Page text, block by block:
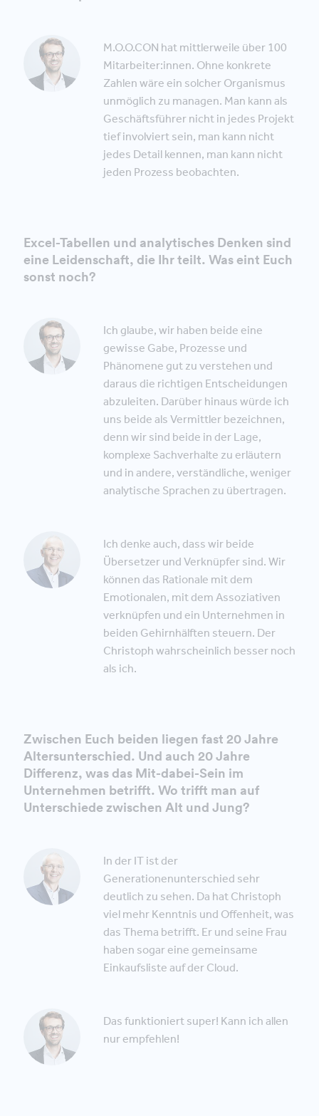
M.O.O.CON hat mittlerweile über 100
Mitarbeiter:innen. Ohne konkrete
Zahlen wäre ein solcher Organismus
unmöglich zu managen. Man kann als
Geschäftsführer nicht in jedes Projekt
tief involviert sein, man kann nicht
jedes Detail kennen, man kann nicht
jeden Prozess beobachten.
Excel-Tabellen und analytisches Denken sind
eine Leidenschaft, die Ihr teilt. Was eint Euch
sonst noch?
Ich glaube, wir haben beide eine
gewisse Gabe, Prozesse und
Phänomene gut zu verstehen und
daraus die richtigen Entscheidungen
abzuleiten. Darüber hinaus würde ich
uns beide als Vermittler bezeichnen,
denn wir sind beide in der Lage,
komplexe Sachverhalte zu erläutern
und in andere, verständliche, weniger
analytische Sprachen zu übertragen.
Ich denke auch, dass wir beide
Übersetzer und Verknüpfer sind. Wir
können das Rationale mit dem
Emotionalen, mit dem Assoziativen
verknüpfen und ein Unternehmen in
beiden Gehirnhälften steuern. Der
Christoph wahrscheinlich besser noch
als ich.
Zwischen Euch beiden liegen fast 20 Jahre
Altersunterschied. Und auch 20 Jahre
Differenz, was das Mit-dabei-Sein im
Unternehmen betrifft. Wo trifft man auf
Unterschiede zwischen Alt und Jung?
In der IT ist der
Generationenunterschied sehr
deutlich zu sehen. Da hat Christoph
viel mehr Kenntnis und Offenheit, was
das Thema betrifft. Er und seine Frau
haben sogar eine gemeinsame
Einkaufsliste auf der Cloud.
Das funktioniert super! Kann ich allen
nur empfehlen!